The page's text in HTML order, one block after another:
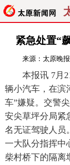
首页
经济
纵横
旅游
看天下
太原日报
紧急处置“
来源： 太原晚报
本报讯 7月21
辆小汽车，在滨
车”嫌疑。交警
安尖草坪分局紧
名无证驾驶人员
一大队分指挥中
柴村桥下的隔离